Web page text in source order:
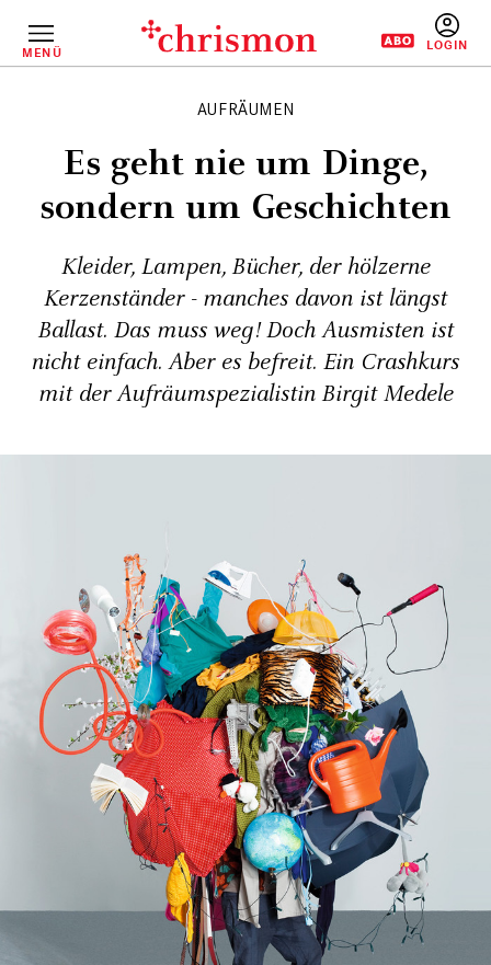
InhaltMENÜ
AUFRÄUMEN
Es geht nie um Dinge,
sondern um Geschichten
Kleider, Lampen, Bücher, der hölzerne
Kerzenständer - manches davon ist längst
Ballast. Das muss weg! Doch Ausmisten ist
nicht einfach. Aber es befreit. Ein Crashkurs
mit der Aufräumspezialistin Birgit Medele